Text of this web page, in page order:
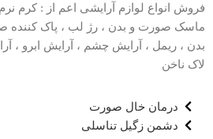
فروش انواع لوازم آرایشی اعم از : کرم
ماسک صورت و بدن ، رژ لب ، پاک کننده
بدن ، ریمل ، آرایش چشم ، آرایش ابرو ،
لاک ناخن
درمان خال صورت
دشمن زگیل تناسلی